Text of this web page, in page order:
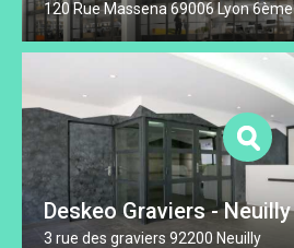
120 Rue Massena 69006 Lyon 6ème
Deskeo Graviers - Neuilly
3 rue des graviers 92200 Neuilly